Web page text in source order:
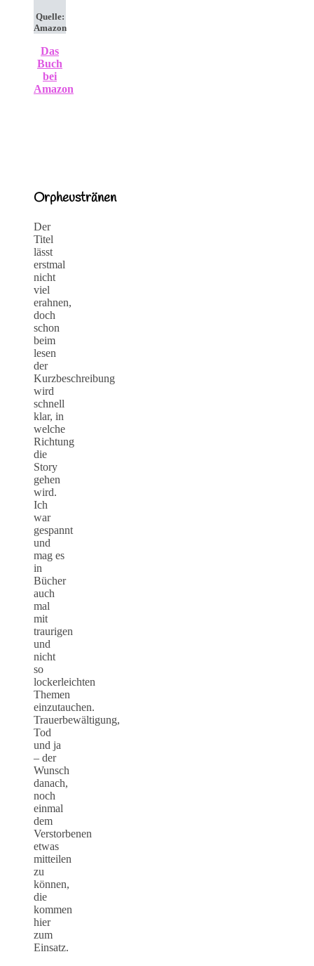
Quelle:
Amazon
Das
Buch
bei
Amazon
Orpheustränen
Der
Titel
lässt
erstmal
nicht
viel
erahnen,
doch
schon
beim
lesen
der
Kurzbeschreibung
wird
schnell
klar, in
welche
Richtung
die
Story
gehen
wird.
Ich
war
gespannt
und
mag es
in
Bücher
auch
mal
mit
traurigen
und
nicht
so
lockerleichten
Themen
einzutauchen.
Trauerbewältigung,
Tod
und ja
– der
Wunsch
danach,
noch
einmal
dem
Verstorbenen
etwas
mitteilen
zu
können,
die
kommen
hier
zum
Einsatz.